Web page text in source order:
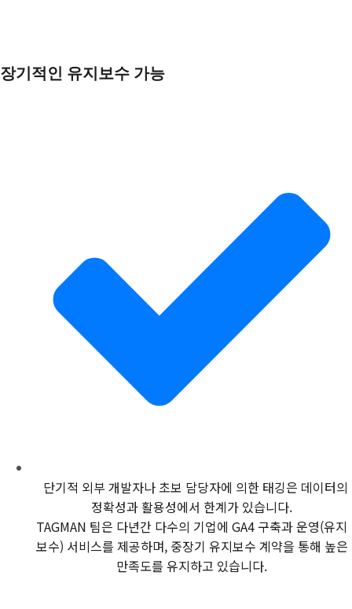
장기적인 유지보수 가능
단기적 외부 개발자나 초보 담당자에 의한 태깅은 데이터의
정확성과 활용성에서 한계가 있습니다.
TAGMAN 팀은 다년간 다수의 기업에 GA4 구축과 운영(유지
보수) 서비스를 제공하며, 중장기 유지보수 계약을 통해 높은
만족도를 유지하고 있습니다.